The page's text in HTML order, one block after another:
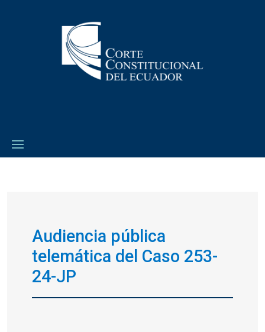
Audiencia pública
telemática del Caso 253-
24-JP